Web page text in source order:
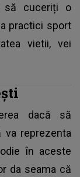
să cuceriți o
practici sport
vietii, vei
dacă să
reprezenta
în aceste
da seama că